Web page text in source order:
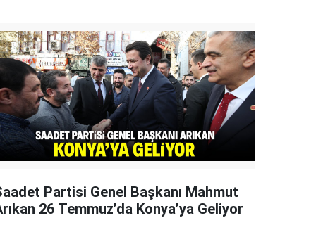
Partisi Genel Başkanı Mahmut
26 Temmuz’da Konya’ya Geliyor